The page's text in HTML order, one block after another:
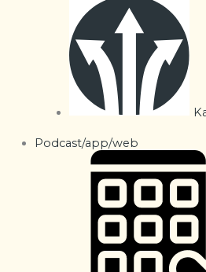
Podcast/app/web